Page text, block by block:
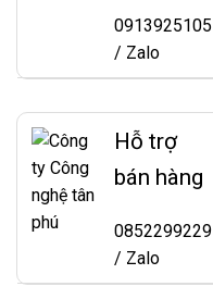
0913925105
/ Zalo
Hỗ trợ
bán hàng
0852299229
/ Zalo